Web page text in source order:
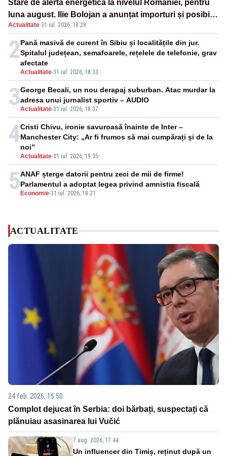
Stare de alertă energetică la nivelul României, pentru
luna august. Ilie Bolojan a anunțat importuri și posibile
restricții – VIDEO
Actualitate·31 iul. 2026, 18:29
2
Actualitate-31 iul. 2026, 18:33
Pană masivă de curent în Sibiu și localitățile din jur.
Spitalul județean, semafoarele, rețelele de telefonie, grav
afectate
3Actualitate-31 iul. 2026, 18:37
George Becali, un nou derapaj suburban. Atac murdar la
adresa unui jurnalist sportiv – AUDIO
4
Actualitate-31 iul. 2026, 19:35
Cristi Chivu, ironie savuroasă înainte de Inter –
Manchester City: „Ar fi frumos să mai cumpărați și de la
noi”
5 Economie-31 iul. 2026, 18:21
ANAF șterge datorii pentru zeci de mii de firme!
Parlamentul a adoptat legea privind amnistia fiscală
ACTUALITATE
24 feb. 2026, 15:50
Complot dejucat în Serbia: doi bărbați, suspectați că
plănuiau asasinarea lui Vučić
7 aug. 2026, 17:44
Un influencer din Timiș, reținut după un